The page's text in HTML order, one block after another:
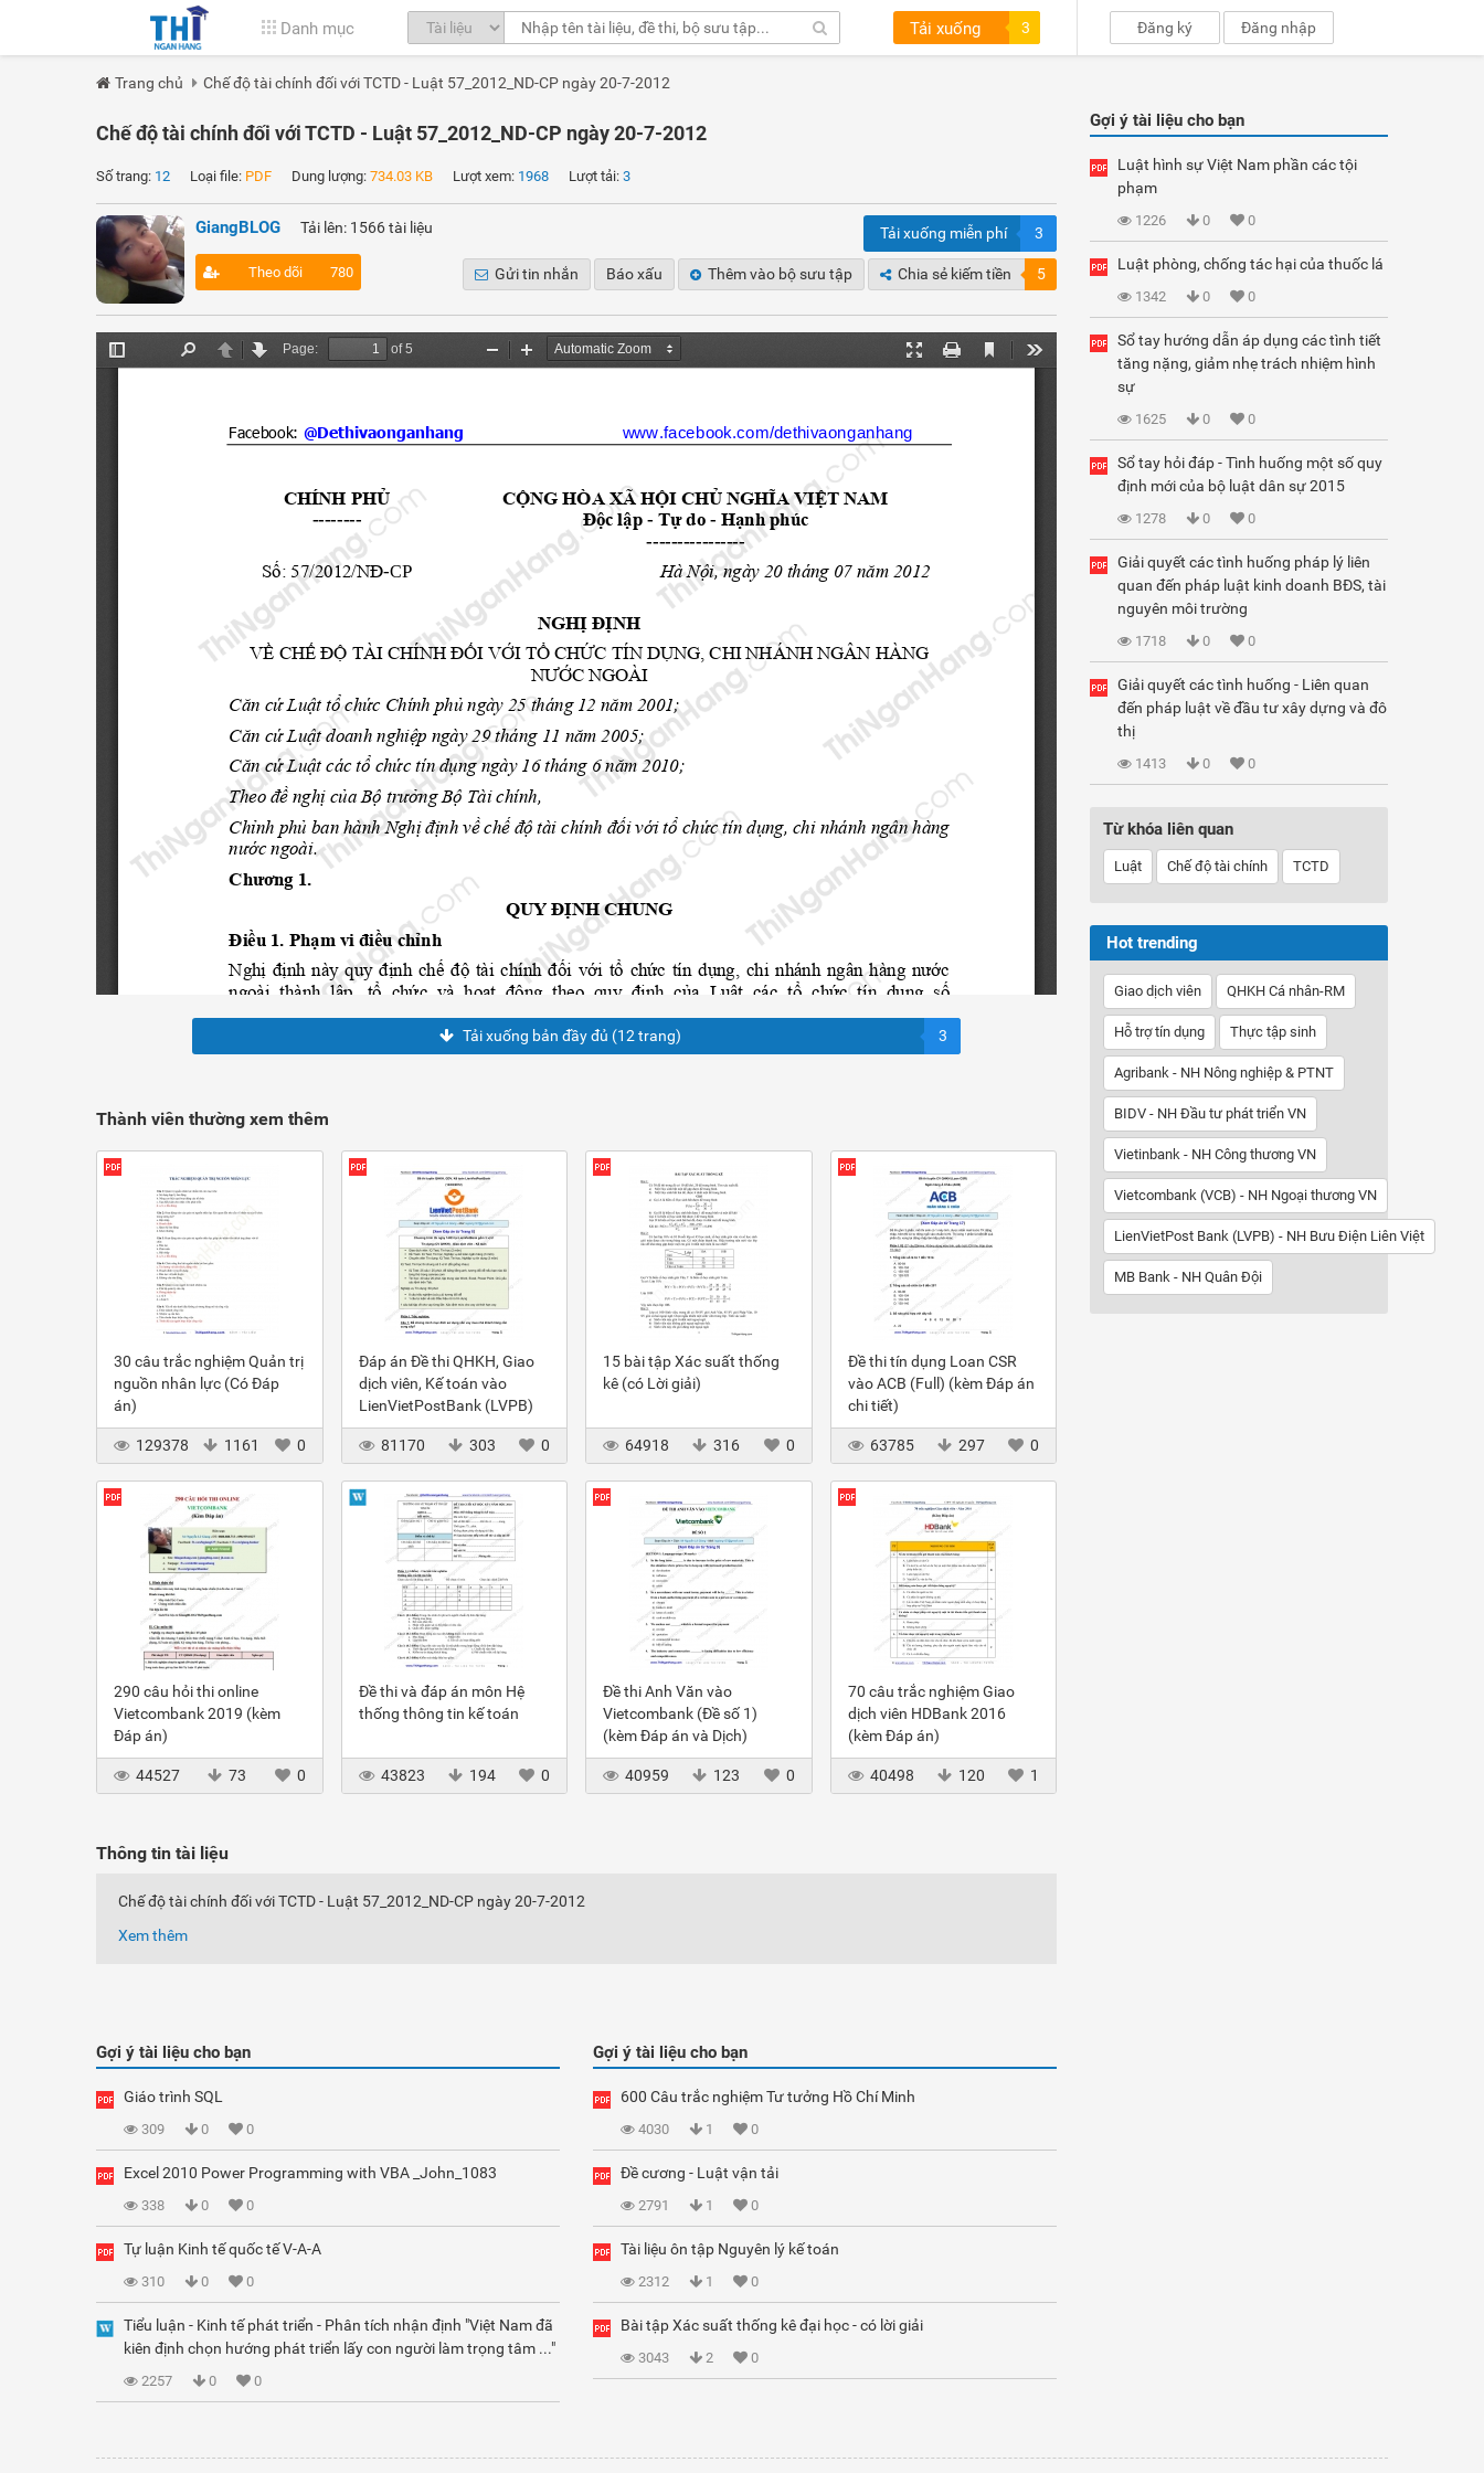
Danh mục Tải xuống 3 Đăng ký Đăng nhập
Trang chủ Chế độ tài chính đối với TCTD - Luật 57_2012_ND-CP ngày 20-7-2012
Chế độ tài chính đối với TCTD - Luật 57_2012_ND-CP ngày 20-7-2012
Số trang: 12 Loại file: PDF Dung lượng: 734.03 KB Lượt xem: 1968 Lượt tải: 3
GiangBLOG Tải lên: 1566 tài liệu
Theo dõi 780
Tải xuống miễn phí 3
Gửi tin nhắn Báo xấu Thêm vào bộ sưu tập Chia sẻ kiếm tiền 5
Tải xuống bản đầy đủ (12 trang) 3
Thành viên thường xem thêm
30 câu trắc nghiệm Quản trị
nguồn nhân lực (Có Đáp
án)
129378 1161 0
Đáp án Đề thi QHKH, Giao
dịch viên, Kế toán vào
LienVietPostBank (LVPB)
2012
81170
303 0
15 bài tập Xác suất thống
kê (có Lời giải)
64918 316 0
Đề thi tín dụng Loan CSR
vào ACB (Full) (kèm Đáp án
chi tiết)
63785 297 0
290 câu hỏi thi online
Vietcombank 2019 (kèm
Đáp án)
44527 73 0
Đề thi và đáp án môn Hệ
thống thông tin kế toán
43823 194 0
Đề thi Anh Văn vào
Vietcombank (Đề số 1)
(kèm Đáp án và Dịch)
40959 123 0
70 câu trắc nghiệm Giao
dịch viên HDBank 2016
(kèm Đáp án)
40498 120 1
Thông tin tài liệu
Chế độ tài chính đối với TCTD - Luật 57_2012_ND-CP ngày 20-7-2012
Xem thêm
Gợi ý tài liệu cho bạn
Giáo trình SQL
309 0 0
Excel 2010 Power Programming with VBA _John_1083
338 0 0
Tự luận Kinh tế quốc tế V-A-A
310 0 0
Tiểu luận - Kinh tế phát triển - Phân tích nhận định "Việt Nam đã
kiên định chọn hướng phát triển lấy con người làm trọng tâm ..."
2257 0 0
Gợi ý tài liệu cho bạn
600 Câu trắc nghiệm Tư tưởng Hồ Chí Minh
4030 1 0
Đề cương - Luật vận tải
2791 1 0
Tài liệu ôn tập Nguyên lý kế toán
2312 1 0
Bài tập Xác suất thống kê đại học - có lời giải
3043 2 0
Gợi ý tài liệu cho bạn
Luật hình sự Việt Nam phần các tội
phạm
1226 0 0
Luật phòng, chống tác hại của thuốc lá
1342 0 0
Sổ tay hướng dẫn áp dụng các tình tiết
tăng nặng, giảm nhẹ trách nhiệm hình
sự
1625 0 0
Sổ tay hỏi đáp - Tình huống một số quy
định mới của bộ luật dân sự 2015
1278 0 0
Giải quyết các tình huống pháp lý liên
quan đến pháp luật kinh doanh BĐS, tài
nguyên môi trường
1718 0 0
Giải quyết các tình huống - Liên quan
đến pháp luật về đầu tư xây dựng và đô
thị
1413 0 0
Từ khóa liên quan
Luật Chế độ tài chính TCTD
Hot trending
Giao dịch viên QHKH Cá nhân-RM
Hỗ trợ tín dụng Thực tập sinh
Agribank - NH Nông nghiệp & PTNT
BIDV - NH Đầu tư phát triển VN
Vietinbank - NH Công thương VN
Vietcombank (VCB) - NH Ngoại thương VN
LienVietPost Bank (LVPB) - NH Bưu Điện Liên Việt
MB Bank - NH Quân Đội